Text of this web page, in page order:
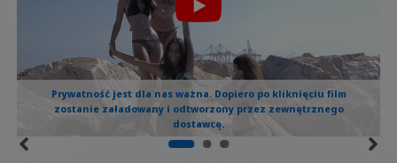
Prywatność jest dla nas ważna. Dopiero po kliknięciu film
zostanie załadowany i odtworzony przez zewnętrznego
dostawcę.